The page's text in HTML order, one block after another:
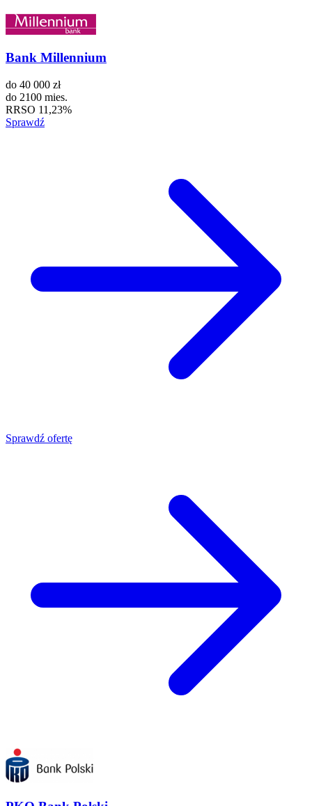
Bank Millennium
do 40 000 zł
do 2100 mies.
RRSO 11,23%
Sprawdź
Sprawdź ofertę